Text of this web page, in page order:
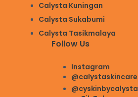
Calysta Kuningan
Calysta Sukabumi
Calysta Tasikmalaya
Follow Us
Instagram
@calystaskincare
@cyskinbycalysta